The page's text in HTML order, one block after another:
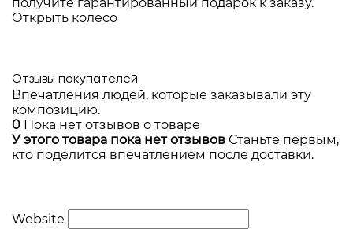
Открыть колесо
Отзывы покупателей
Впечатления людей, которые заказывали эту
композицию.
0 Пока нет отзывов о товаре
У этого товара пока нет отзывов Станьте первым,
кто поделится впечатлением после доставки.
Website